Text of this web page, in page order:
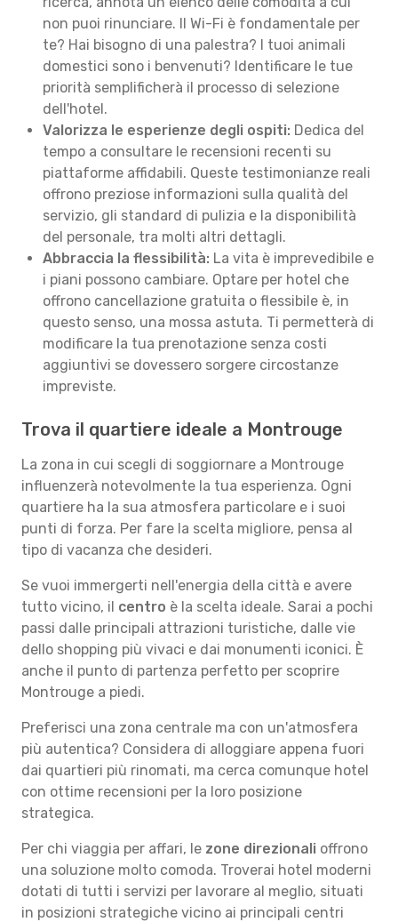
non puoi rinunciare. Il Wi-Fi è fondamentale per
te? Hai bisogno di una palestra? I tuoi animali
domestici sono i benvenuti? Identificare le tue
priorità semplificherà il processo di selezione
dell'hotel.
Valorizza le esperienze degli ospiti: Dedica del
tempo a consultare le recensioni recenti su
piattaforme affidabili. Queste testimonianze reali
offrono preziose informazioni sulla qualità del
servizio, gli standard di pulizia e la disponibilità
del personale, tra molti altri dettagli.
Abbraccia la flessibilità: La vita è imprevedibile e
i piani possono cambiare. Optare per hotel che
offrono cancellazione gratuita o flessibile è, in
questo senso, una mossa astuta. Ti permetterà di
modificare la tua prenotazione senza costi
aggiuntivi se dovessero sorgere circostanze
impreviste.
Trova il quartiere ideale a Montrouge
La zona in cui scegli di soggiornare a Montrouge
influenzerà notevolmente la tua esperienza. Ogni
quartiere ha la sua atmosfera particolare e i suoi
punti di forza. Per fare la scelta migliore, pensa al
tipo di vacanza che desideri.
Se vuoi immergerti nell'energia della città e avere
tutto vicino, il centro è la scelta ideale. Sarai a pochi
passi dalle principali attrazioni turistiche, dalle vie
dello shopping più vivaci e dai monumenti iconici. È
anche il punto di partenza perfetto per scoprire
Montrouge a piedi.
Preferisci una zona centrale ma con un'atmosfera
più autentica? Considera di alloggiare appena fuori
dai quartieri più rinomati, ma cerca comunque hotel
con ottime recensioni per la loro posizione
strategica.
Per chi viaggia per affari, le zone direzionali offrono
una soluzione molto comoda. Troverai hotel moderni
dotati di tutti i servizi per lavorare al meglio, situati
in posizioni strategiche vicino ai principali centri